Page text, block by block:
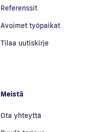
Referenssit
Avoimet työpaikat
Tilaa uutiskirje
Meistä
Ota yhteyttä